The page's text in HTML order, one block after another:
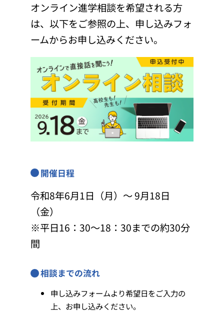
オンライン進学相談を希望される方
は、以下をご参照の上、申し込みフォ
ームからお申し込みください。
開催日程
令和8年6月1日（月）～ 9月18日
（金）
※平日16：30～18：30までの約30分
間
相談までの流れ
申し込みフォームより希望日をご入力の
上、お申し込みください。